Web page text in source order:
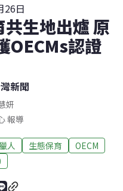
26日
生地出爐 原
OECMs認證
新聞
妍
報導
人 生態保育
OECM